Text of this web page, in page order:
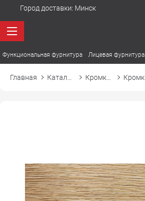
Город доставки: Минск
Функциональная фурнитура Лицевая фурнитура
Главная